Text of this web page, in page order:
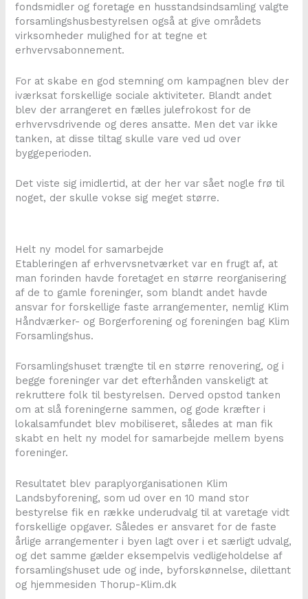
fondsmidler og foretage en husstandsindsamling valgte
forsamlingshusbestyrelsen også at give områdets
virksomheder mulighed for at tegne et
erhvervsabonnement.
For at skabe en god stemning om kampagnen blev der
iværksat forskellige sociale aktiviteter. Blandt andet
blev der arrangeret en fælles julefrokost for de
erhvervsdrivende og deres ansatte. Men det var ikke
tanken, at disse tiltag skulle vare ved ud over
byggeperioden.
Det viste sig imidlertid, at der her var sået nogle frø til
noget, der skulle vokse sig meget større.
Helt ny model for samarbejde
Etableringen af erhvervsnetværket var en frugt af, at
man forinden havde foretaget en større reorganisering
af de to gamle foreninger, som blandt andet havde
ansvar for forskellige faste arrangementer, nemlig Klim
Håndværker- og Borgerforening og foreningen bag Klim
Forsamlingshus.
Forsamlingshuset trængte til en større renovering, og i
begge foreninger var det efterhånden vanskeligt at
rekruttere folk til bestyrelsen. Derved opstod tanken
om at slå foreningerne sammen, og gode kræfter i
lokalsamfundet blev mobiliseret, således at man fik
skabt en helt ny model for samarbejde mellem byens
foreninger.
Resultatet blev paraplyorganisationen Klim
Landsbyforening, som ud over en 10 mand stor
bestyrelse fik en række underudvalg til at varetage vidt
forskellige opgaver. Således er ansvaret for de faste
årlige arrangementer i byen lagt over i et særligt udvalg,
og det samme gælder eksempelvis vedligeholdelse af
forsamlingshuset ude og inde, byforskønnelse, dilettant
og hjemmesiden Thorup-Klim.dk